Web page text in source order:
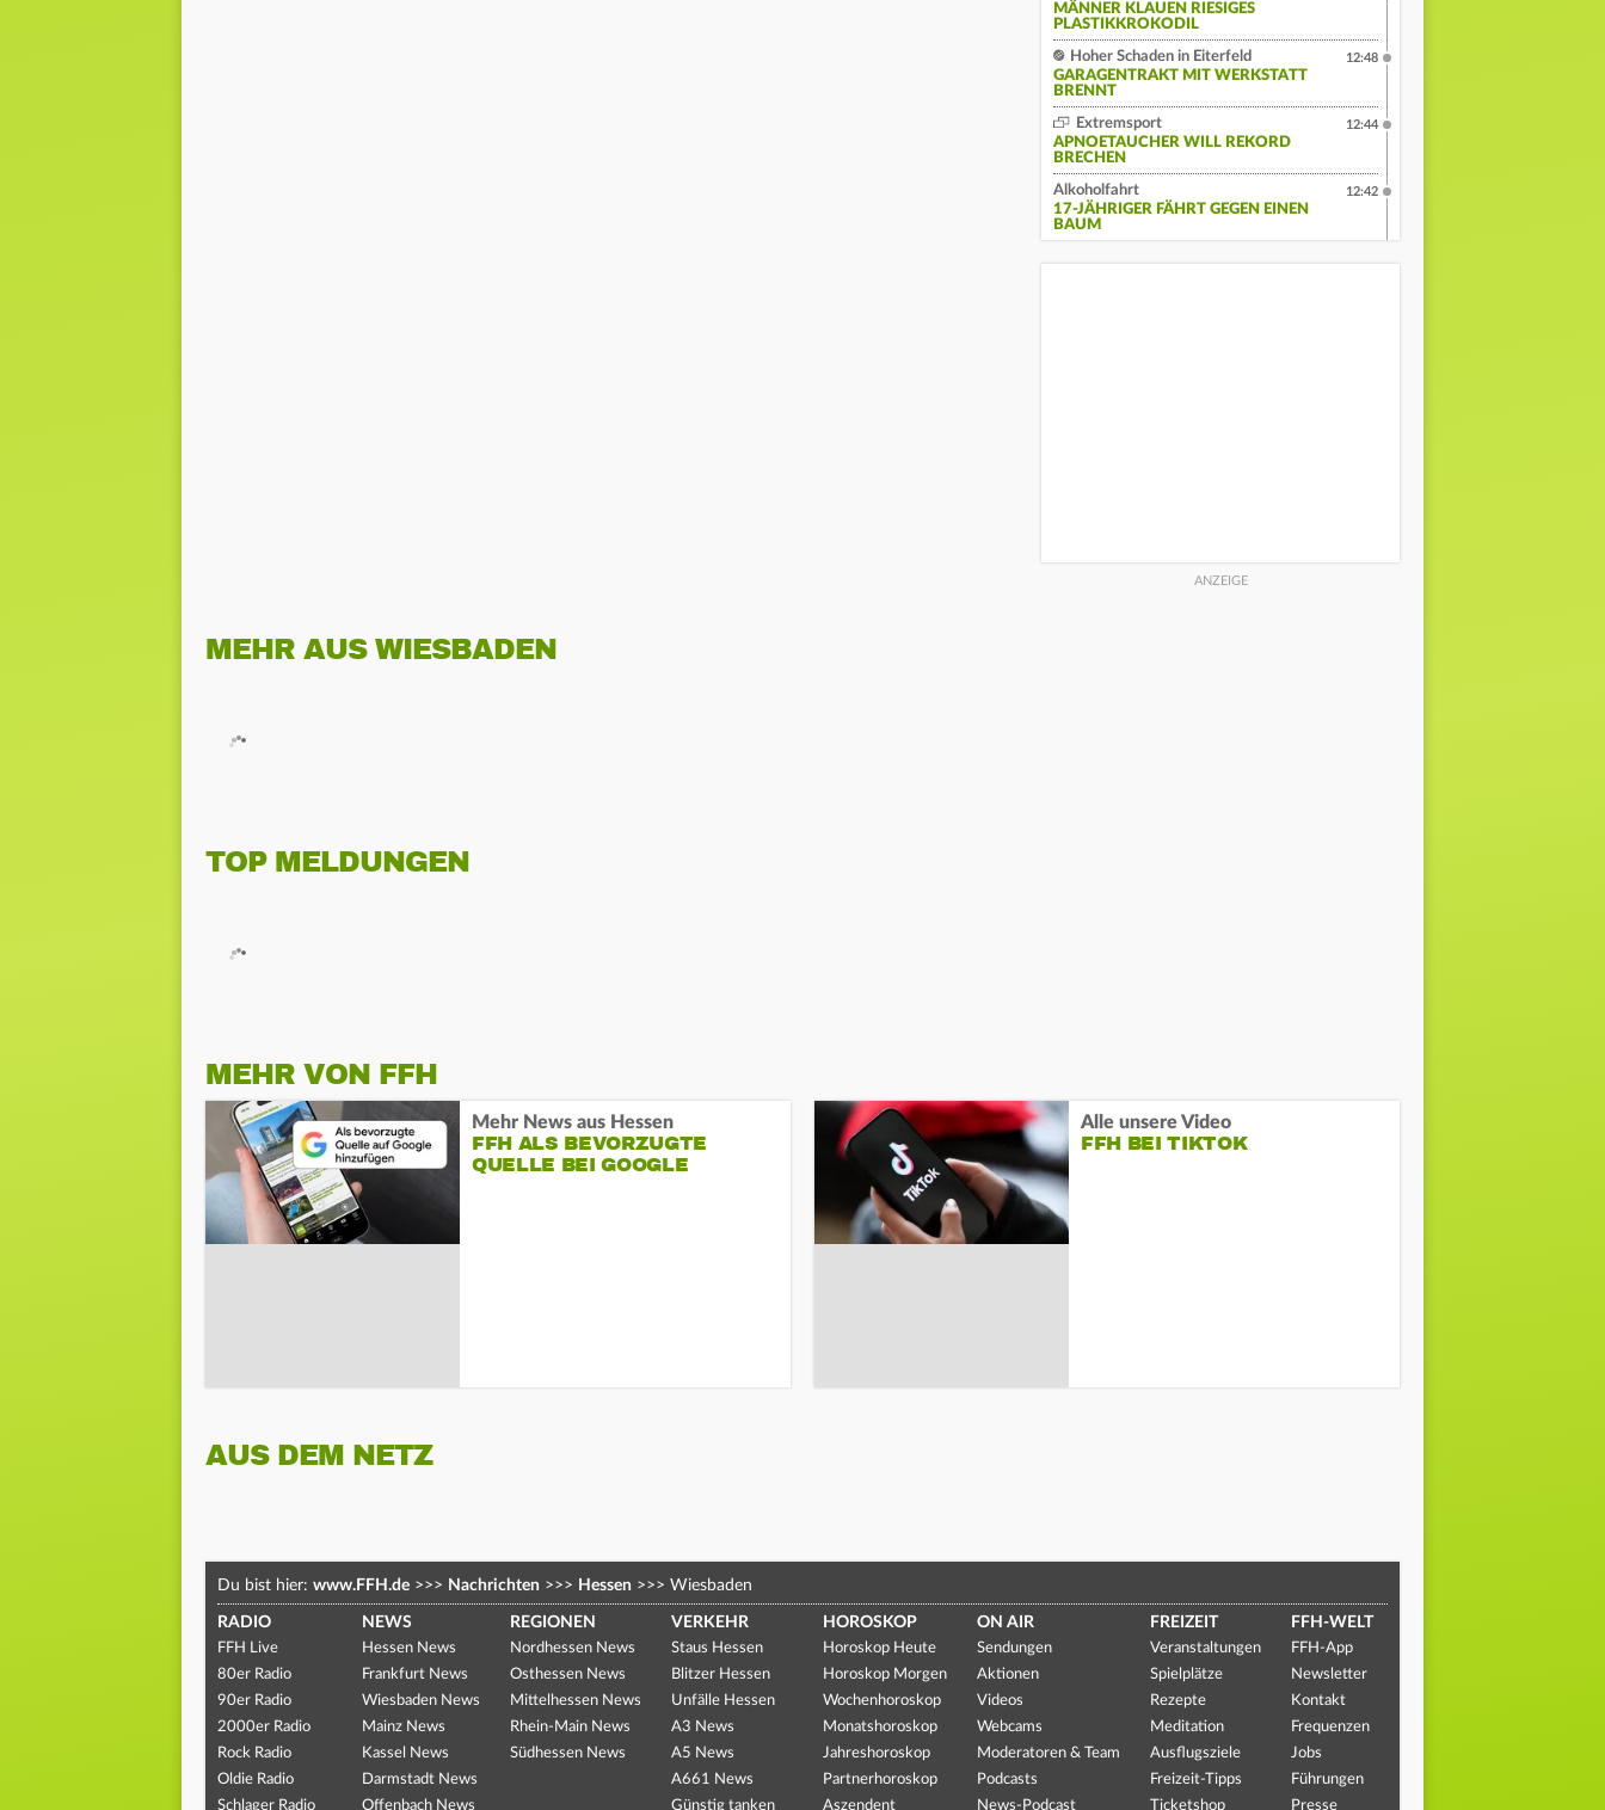
MÄNNER KLAUEN RIESIGES
PLASTIKKROKODIL
Hoher Schaden in Eiterfeld
GARAGENTRAKT MIT WERKSTATT
BRENNT
12:48
Extremsport
APNOETAUCHER WILL REKORD
BRECHEN
12:44
Alkoholfahrt
17-JÄHRIGER FÄHRT GEGEN EINEN
BAUM
12:42
MEHR AUS WIESBADEN
TOP MELDUNGEN
MEHR VON FFH
Mehr News aus Hessen
FFH ALS BEVORZUGTE
QUELLE BEI GOOGLE
Alle unsere Video
FFH BEI TIKTOK
AUS DEM NETZ
Du bist hier: www.FFH.de >>> Nachrichten >>> Hessen >>> Wiesbaden
RADIO
FFH Live
80er Radio
90er Radio
2000er Radio
Rock Radio
Oldie Radio
Schlager Radio
NEWS
Hessen News
Frankfurt News
Wiesbaden News
Mainz News
Kassel News
Darmstadt News
Offenbach News
REGIONEN
Nordhessen News
Osthessen News
Mittelhessen News
Rhein-Main News
Südhessen News
VERKEHR
Staus Hessen
Blitzer Hessen
Unfälle Hessen
A3 News
A5 News
A661 News
Günstig tanken
HOROSKOP
Horoskop Heute
Horoskop Morgen
Wochenhoroskop
Monatshoroskop
Jahreshoroskop
Partnerhoroskop
Aszendent
ON AIR
Sendungen
Aktionen
Videos
Webcams
Moderatoren & Team
Podcasts
News-Podcast
FREIZEIT
Veranstaltungen
Spielplätze
Rezepte
Meditation
Ausflugsziele
Freizeit-Tipps
Ticketshop
FFH-WELT
FFH-App
Newsletter
Kontakt
Frequenzen
Jobs
Führungen
Presse